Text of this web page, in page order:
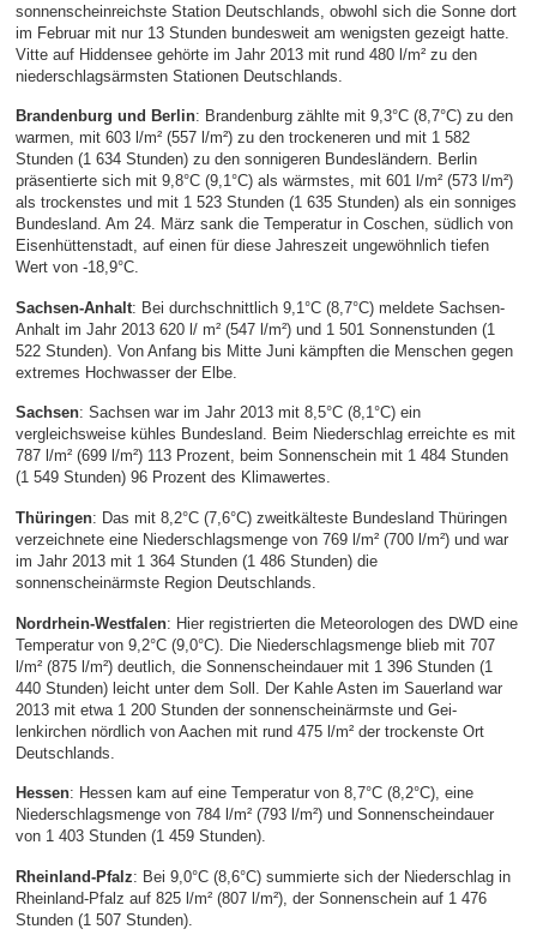
sonnenscheinreichste Station Deutschlands, obwohl sich die Sonne dort
im Februar mit nur 13 Stunden bundesweit am wenigsten gezeigt hatte.
Vitte auf Hiddensee gehörte im Jahr 2013 mit rund 480 l/m² zu den
niederschlagsärmsten Stationen Deutschlands.
Brandenburg und Berlin: Brandenburg zählte mit 9,3°C (8,7°C) zu den
warmen, mit 603 l/m² (557 l/m²) zu den trockeneren und mit 1 582
Stunden (1 634 Stunden) zu den sonnigeren Bundesländern. Berlin
präsentierte sich mit 9,8°C (9,1°C) als wärmstes, mit 601 l/m² (573 l/m²)
als trockenstes und mit 1 523 Stunden (1 635 Stunden) als ein sonniges
Bundesland. Am 24. März sank die Temperatur in Coschen, südlich von
Eisenhüttenstadt, auf einen für diese Jahreszeit ungewöhnlich tiefen
Wert von -18,9°C.
Sachsen-Anhalt: Bei durchschnittlich 9,1°C (8,7°C) meldete Sachsen-
Anhalt im Jahr 2013 620 l/ m² (547 l/m²) und 1 501 Sonnenstunden (1
522 Stunden). Von Anfang bis Mitte Juni kämpften die Menschen gegen
extremes Hochwasser der Elbe.
Sachsen: Sachsen war im Jahr 2013 mit 8,5°C (8,1°C) ein
vergleichsweise kühles Bundesland. Beim Niederschlag erreichte es mit
787 l/m² (699 l/m²) 113 Prozent, beim Sonnenschein mit 1 484 Stunden
(1 549 Stunden) 96 Prozent des Klimawertes.
Thüringen: Das mit 8,2°C (7,6°C) zweitkälteste Bundesland Thüringen
verzeichnete eine Niederschlagsmenge von 769 l/m² (700 l/m²) und war
im Jahr 2013 mit 1 364 Stunden (1 486 Stunden) die
sonnenscheinärmste Region Deutschlands.
Nordrhein-Westfalen: Hier registrierten die Meteorologen des DWD eine
Temperatur von 9,2°C (9,0°C). Die Niederschlagsmenge blieb mit 707
l/m² (875 l/m²) deutlich, die Sonnenscheindauer mit 1 396 Stunden (1
440 Stunden) leicht unter dem Soll. Der Kahle Asten im Sauerland war
2013 mit etwa 1 200 Stunden der sonnenscheinärmste und Gei-
lenkirchen nördlich von Aachen mit rund 475 l/m² der trockenste Ort
Deutschlands.
Hessen: Hessen kam auf eine Temperatur von 8,7°C (8,2°C), eine
Niederschlagsmenge von 784 l/m² (793 l/m²) und Sonnenscheindauer
von 1 403 Stunden (1 459 Stunden).
Rheinland-Pfalz: Bei 9,0°C (8,6°C) summierte sich der Niederschlag in
Rheinland-Pfalz auf 825 l/m² (807 l/m²), der Sonnenschein auf 1 476
Stunden (1 507 Stunden).